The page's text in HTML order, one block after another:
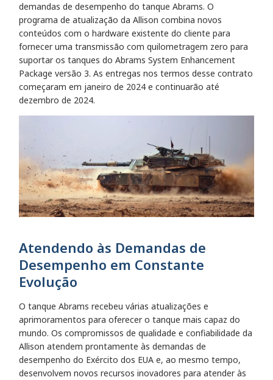
demandas de desempenho do tanque Abrams. O
programa de atualização da Allison combina novos
conteúdos com o hardware existente do cliente para
fornecer uma transmissão com quilometragem zero para
suportar os tanques do Abrams System Enhancement
Package versão 3. As entregas nos termos desse contrato
começaram em janeiro de 2024 e continuarão até
dezembro de 2024.
Atendendo às Demandas de
Desempenho em Constante
Evolução
O tanque Abrams recebeu várias atualizações e
aprimoramentos para oferecer o tanque mais capaz do
mundo. Os compromissos de qualidade e confiabilidade da
Allison atendem prontamente às demandas de
desempenho do Exército dos EUA e, ao mesmo tempo,
desenvolvem novos recursos inovadores para atender às